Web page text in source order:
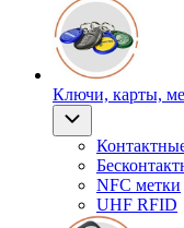
Ключи, карты,
NFC метки
UHF RFID